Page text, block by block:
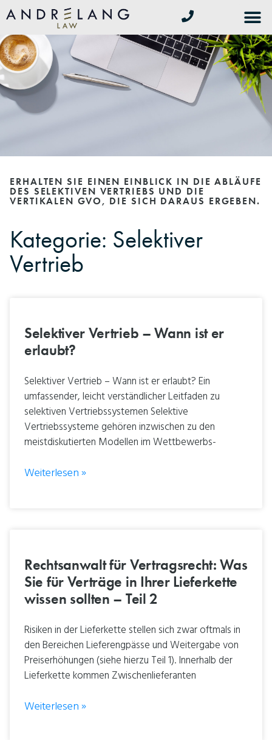
ERHALTEN SIE EINEN EINBLICK IN DIE ABLÄUFE
DES SELEKTIVEN VERTRIEBS UND DIE
VERTIKALEN GVO, DIE SICH DARAUS ERGEBEN.
Kategorie: Selektiver
Vertrieb
Selektiver Vertrieb – Wann ist er
erlaubt?
Selektiver Vertrieb – Wann ist er erlaubt? Ein
umfassender, leicht verständlicher Leitfaden zu
selektiven Vertriebssystemen Selektive
Vertriebssysteme gehören inzwischen zu den
meistdiskutierten Modellen im Wettbewerbs-
Weiterlesen »
Rechtsanwalt für Vertragsrecht: Was
Sie für Verträge in Ihrer Lieferkette
wissen sollten – Teil 2
Risiken in der Lieferkette stellen sich zwar oftmals in
den Bereichen Lieferengpässe und Weitergabe von
Preiserhöhungen (siehe hierzu Teil 1). Innerhalb der
Lieferkette kommen Zwischenlieferanten
Weiterlesen »